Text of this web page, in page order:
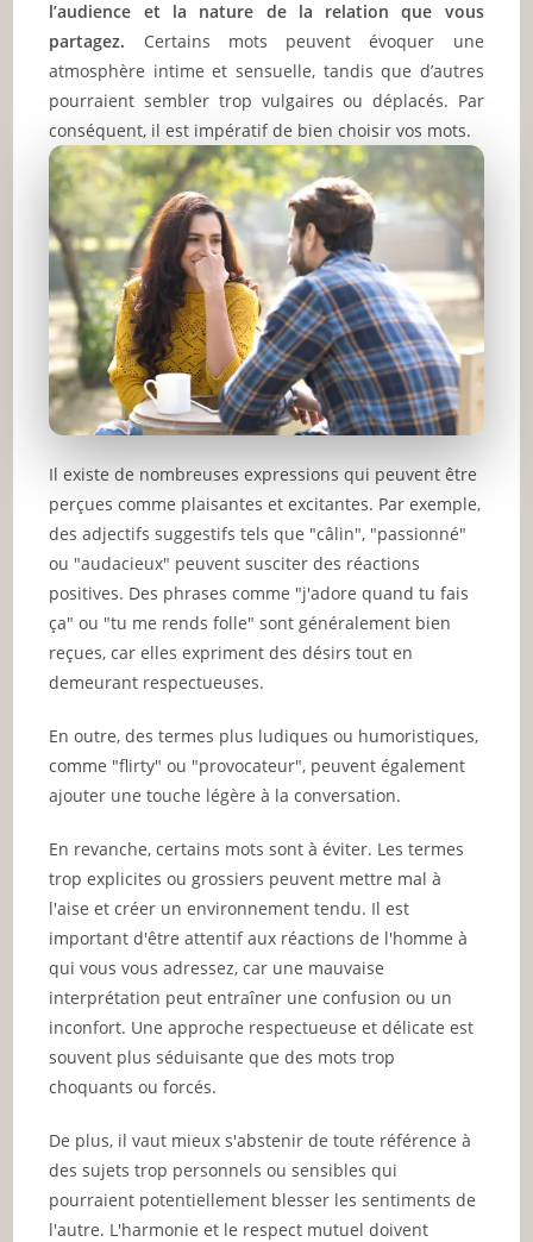
l’audience et la nature de la relation que vous
partagez. Certains mots peuvent évoquer une
atmosphère intime et sensuelle, tandis que d’autres
pourraient sembler trop vulgaires ou déplacés. Par
conséquent, il est impératif de bien choisir vos mots.
Il existe de nombreuses expressions qui peuvent être
perçues comme plaisantes et excitantes. Par exemple,
des adjectifs suggestifs tels que "câlin", "passionné"
ou "audacieux" peuvent susciter des réactions
positives. Des phrases comme "j'adore quand tu fais
ça" ou "tu me rends folle" sont généralement bien
reçues, car elles expriment des désirs tout en
demeurant respectueuses.
En outre, des termes plus ludiques ou humoristiques,
comme "flirty" ou "provocateur", peuvent également
ajouter une touche légère à la conversation.
En revanche, certains mots sont à éviter. Les termes
trop explicites ou grossiers peuvent mettre mal à
l'aise et créer un environnement tendu. Il est
important d'être attentif aux réactions de l'homme à
qui vous vous adressez, car une mauvaise
interprétation peut entraîner une confusion ou un
inconfort. Une approche respectueuse et délicate est
souvent plus séduisante que des mots trop
choquants ou forcés.
De plus, il vaut mieux s'abstenir de toute référence à
des sujets trop personnels ou sensibles qui
pourraient potentiellement blesser les sentiments de
l'autre. L'harmonie et le respect mutuel doivent